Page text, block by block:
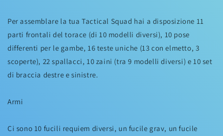
Per assemblare la tua Tactical Squad hai a disposizione 11
parti frontali del torace (di 10 modelli diversi), 10 pose
differenti per le gambe, 16 teste uniche (13 con elmetto, 3
scoperte), 22 spallacci, 10 zaini (tra 9 modelli diversi) e 10 set
di braccia destre e sinistre.
Armi
Ci sono 10 fucili requiem diversi, un fucile grav, un fucile